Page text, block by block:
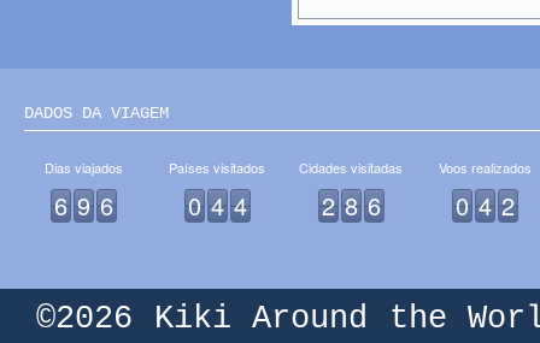
DADOS DA VIAGEM
Dias viajados
6 9 6
Países visitados
0 4 4
Cidades visitadas
2 8 6
Voos realizados
0 4 2
©2026 Kiki Around the